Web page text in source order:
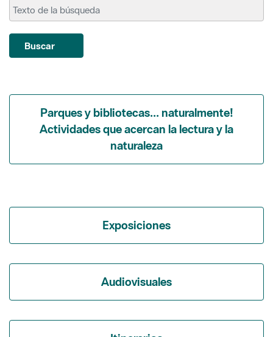
Buscar
Parques y bibliotecas... naturalmente!
Actividades que acercan la lectura y la
naturaleza
Exposiciones
Audiovisuales